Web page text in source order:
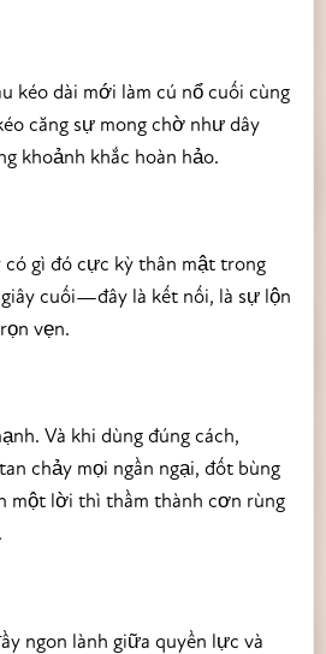
kéo dài mới làm cú nổ cuối cùng
căng sự mong chờ như dây
khoảnh khắc hoàn hảo.
gì đó cực kỳ thân mật trong
cuối—đây là kết nối, là sự lộn
vẹn.
Và khi dùng đúng cách,
chảy mọi ngần ngại, đốt bùng
một lời thì thầm thành cơn rùng
ngon lành giữa quyền lực và